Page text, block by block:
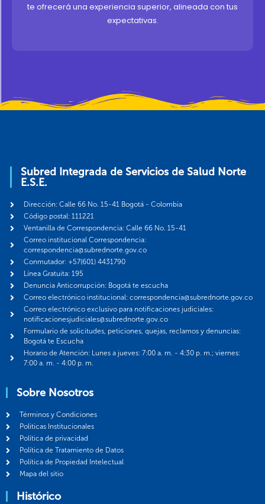
te ofrecerá una experiencia superior, alineada con tus
expectativas.
Subred Integrada de Servicios de Salud Norte
E.S.E.
Dirección: Calle 66 No. 15-41 Bogotá - Colombia
Código postal: 111221
Ventanilla de Correspondencia: Calle 66 No. 15-41
Correo institucional Correspondencia:
correspondencia@subrednorte.gov.co
Conmutador: +57(601) 4431790
Línea Gratuita: 195
Denuncia Anticorrupción: Bogotá te escucha
Correo electrónico institucional: correspondencia@subrednorte.gov.co
Correo electrónico exclusivo para notificaciones judiciales:
notificacionesjudiciales@subrednorte.gov.co
Formulario de solicitudes, peticiones, quejas, reclamos y denuncias:
Bogotá te Escucha
Horario de Atención: Lunes a jueves: 7:00 a. m. - 4:30 p. m.; viernes:
7:00 a. m. - 4:00 p. m.
Sobre Nosotros
Términos y Condiciones
Politicas Institucionales
Política de privacidad
Política de Tratamiento de Datos
Política de Propiedad Intelectual
Mapa del sitio
Histórico